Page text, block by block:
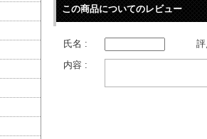
この商品についてのレビュー
氏名 :
内容 :